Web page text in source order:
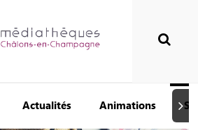
Actualités Animations